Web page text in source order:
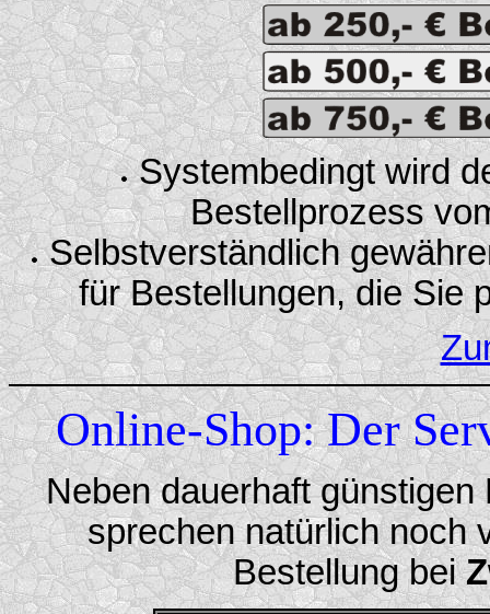
Systembedingt wird
Bestellprozess
Selbstverständlich
für Bestellungen, die Sie
Online-Shop: Der
Neben dauerhaft günstigen
sprechen natürlich noch
Bestellung bei